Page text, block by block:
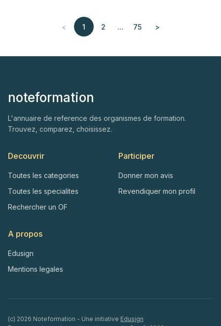
< 1 2 ... 75 >
noteformation
L'annuaire de reference des organismes de formation.
Trouvez, comparez, choisissez.
Decouvrir
Toutes les categories
Toutes les specialites
Rechercher un OF
Participer
Donner mon avis
Revendiquer mon profil
A propos
Edusign
Mentions legales
(c) 2026 Noteformation - Une initiative Edusign